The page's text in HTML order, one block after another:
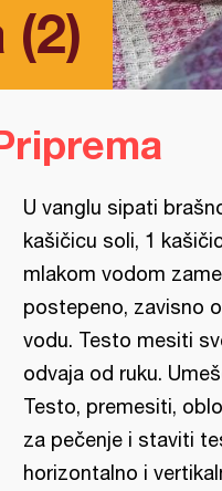
U vanglu sipati
kašičicu soli, 1
mlakom vodom
postepeno, zavisno
vodu. Testo mesiti
odvaja od ruku.
Testo, premesiti,
za pečenje i staviti
horizontalno i